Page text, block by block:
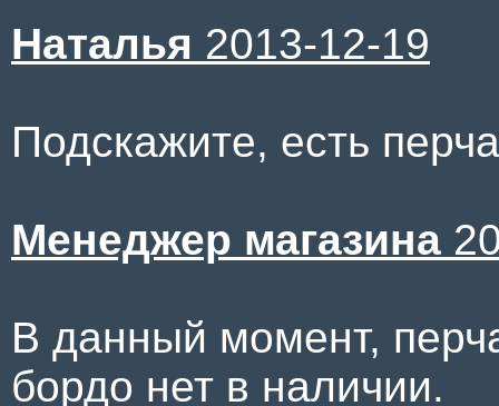
Наталья 2013-12-19
Подскажите, есть
Менеджер магазина
В данный момент,
бордо нет в наличии.